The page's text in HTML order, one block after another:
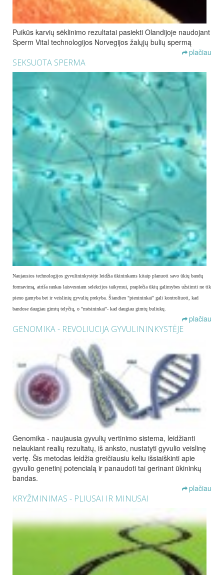
Puikūs karvių sėklinimo rezultatai pasiekti Olandijoje naudojant
Sperm Vital technologijos Norvegijos žalųjų bulių spermą
plačiau
SEKSUOTA SPERMA
Naujausios technologijos gyvulininkystėje leidžia ūkininkams kitaip planuoti savo ūkių bandų
formavimą, atriša rankas laisvesniam selekcijos taikymui, praplečia ūkių galimybes užsiimti ne tik
pieno gamyba bet ir veislinių gyvulių prekyba. Šiandien "pienininkai" gali kontroliuoti, kad
bandose daugiau gimtų telyčių, o "mėsininkai"- kad daugiau gimtų buliukų.
plačiau
GENOMIKA - REVOLIUCIJA GYVULININKYSTĖJE
Genomika - naujausia gyvulių vertinimo sistema, leidžianti
nelaukiant realių rezultatų, iš anksto, nustatyti gyvulio veislinę
vertę. Šis metodas leidžia greičiausiu keliu išsiaiškinti apie
gyvulio genetinį potencialą ir panaudoti tai gerinant ūkininkų
bandas.
plačiau
KRYŽMINIMAS - PLIUSAI IR MINUSAI